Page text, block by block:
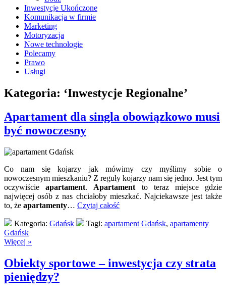
Inwestycje Ukończone
Komunikacja w firmie
Marketing
Motoryzacja
Nowe technologie
Polecamy
Prawo
Usługi
Kategoria: ‘Inwestycje Regionalne’
Apartament dla singla obowiązkowo musi
być nowoczesny
Co nam się kojarzy jak mówimy czy myślimy sobie o
nowoczesnym mieszkaniu? Z reguły kojarzy nam się jedno. Jest tym
oczywiścieapartament. Apartament to teraz miejsce gdzie
najwięcej osób z nas chciałoby mieszkać. Najciekawsze jest także
to, że apartamenty… Czytaj całość
Kategoria: Gdańsk Tagi: apartament Gdańsk, apartamenty
Gdańsk
Więcej »
Obiekty sportowe – inwestycja czy strata
pieniędzy?